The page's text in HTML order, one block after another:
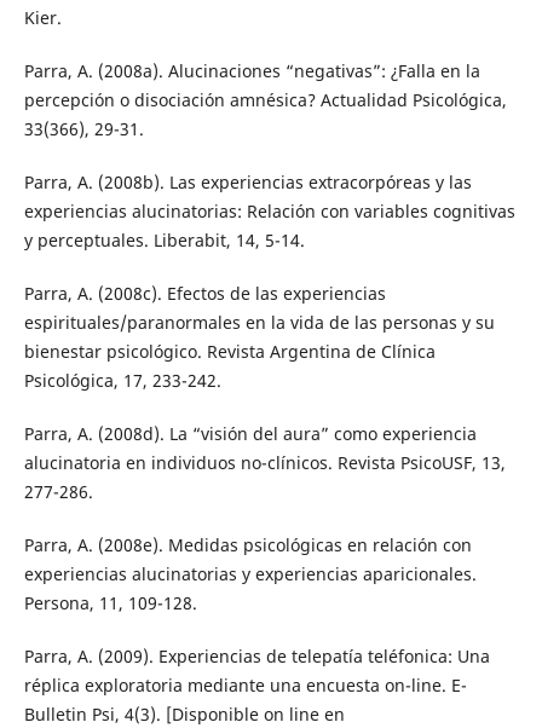
Kier.
Parra, A. (2008a). Alucinaciones “negativas”: ¿Falla en la
percepción o disociación amnésica? Actualidad Psicológica,
33(366), 29-31.
Parra, A. (2008b). Las experiencias extracorpóreas y las
experiencias alucinatorias: Relación con variables cognitivas
y perceptuales. Liberabit, 14, 5-14.
Parra, A. (2008c). Efectos de las experiencias
espirituales/paranormales en la vida de las personas y su
bienestar psicológico. Revista Argentina de Clínica
Psicológica, 17, 233-242.
Parra, A. (2008d). La “visión del aura” como experiencia
alucinatoria en individuos no-clínicos. Revista PsicoUSF, 13,
277-286.
Parra, A. (2008e). Medidas psicológicas en relación con
experiencias alucinatorias y experiencias aparicionales.
Persona, 11, 109-128.
Parra, A. (2009). Experiencias de telepatía teléfonica: Una
réplica exploratoria mediante una encuesta on-line. E-
Bulletin Psi, 4(3). [Disponible on line en